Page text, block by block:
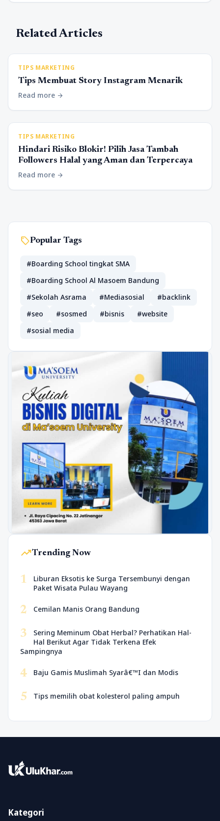
Related Articles
TIPS MARKETING
Tips Membuat Story Instagram Menarik
Read more arrow_forward
TIPS MARKETING
Hindari Risiko Blokir! Pilih Jasa Tambah
Followers Halal yang Aman dan Terpercaya
Read more arrow_forward
sellPopular Tags
#Boarding School tingkat SMA
#Boarding School Al Masoem Bandung
#Sekolah Asrama
#Mediasosial
#backlink
#seo
#sosmed #bisnis
#website
#sosial media
trending_upTrending Now
1
Liburan Eksotis ke Surga Tersembunyi dengan
Paket Wisata Pulau Wayang
2 Cemilan Manis Orang Bandung
3
Sering Meminum Obat Herbal? Perhatikan Hal-
Hal Berikut Agar Tidak Terkena Efek
Sampingnya
4 Baju Gamis Muslimah Syarâ€™I dan Modis
5 Tips memilih obat kolesterol paling ampuh
Kategori